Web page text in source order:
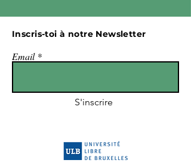
Inscris-toi à notre Newsletter
Email
S'inscrire